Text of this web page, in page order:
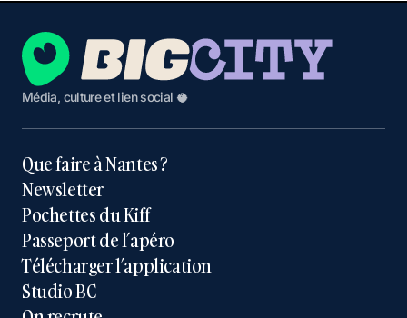
Média, culture et lien social 🥥
Que faire à Nantes ?
Newsletter
Pochettes du Kiff
Passeport de l’apéro
Télécharger l’application
Studio BC